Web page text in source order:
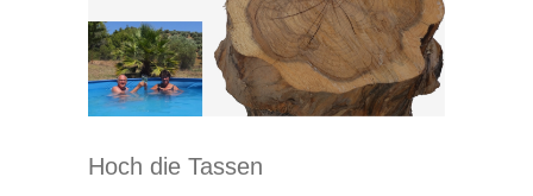
Hoch die Tassen